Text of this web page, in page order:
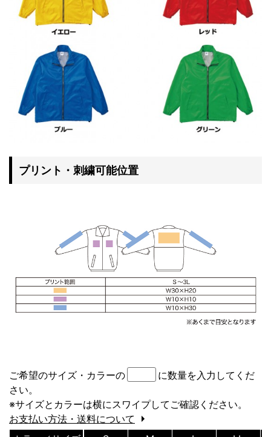
プリント・刺繍可能位置
ご希望のサイズ・カラーの
に数量を入力してくだ
さい。
※サイズとカラーは横にスワイプしてご確認ください。
お支払い方法・送料について